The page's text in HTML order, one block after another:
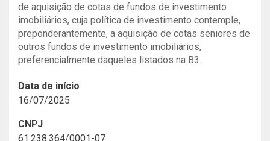
de aquisição de cotas de fundos de investimento
imobiliários, cuja política de investimento contemple,
preponderantemente, a aquisição de cotas seniores de
outros fundos de investimento imobiliários,
preferencialmente daqueles listados na B3.
Data de início
16/07/2025
CNPJ
61.238.364/0001-07